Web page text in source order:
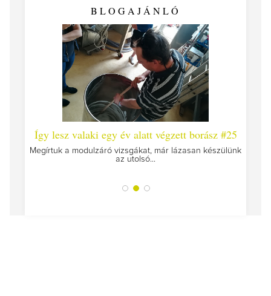
BLOGAJÁNLÓ
Így lesz valaki egy év alatt végzett borász #25
Megírtuk a modulzáró vizsgákat, már lázasan készülünk
az utolsó...